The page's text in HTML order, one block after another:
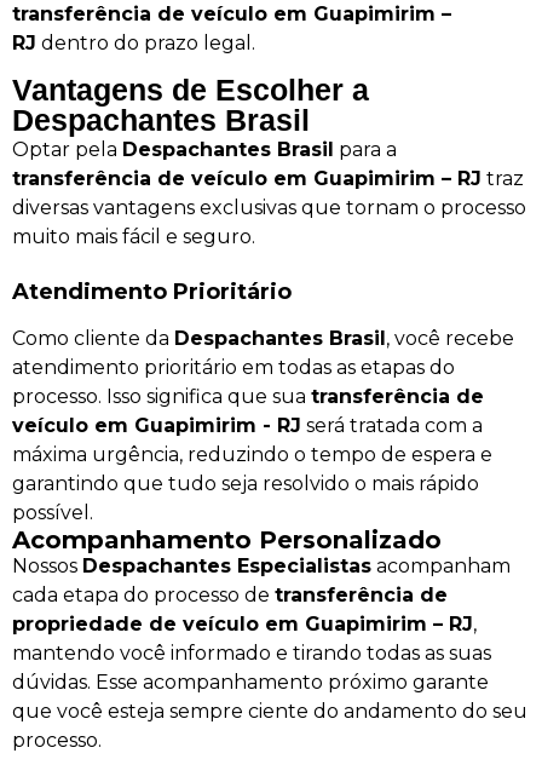
transferência de veículo em Guapimirim –
RJ dentro do prazo legal.
Vantagens de Escolher a
Despachantes Brasil
Optar pela Despachantes Brasil para a
transferência de veículo em Guapimirim – RJ traz
diversas vantagens exclusivas que tornam o processo
muito mais fácil e seguro.
Atendimento Prioritário
Como cliente da Despachantes Brasil, você recebe
atendimento prioritário em todas as etapas do
processo. Isso significa que sua transferência de
veículo em Guapimirim - RJ será tratada com a
máxima urgência, reduzindo o tempo de espera e
garantindo que tudo seja resolvido o mais rápido
possível.
Acompanhamento Personalizado
Nossos Despachantes Especialistas acompanham
cada etapa do processo de transferência de
propriedade de veículo em Guapimirim – RJ,
mantendo você informado e tirando todas as suas
dúvidas. Esse acompanhamento próximo garante
que você esteja sempre ciente do andamento do seu
processo.